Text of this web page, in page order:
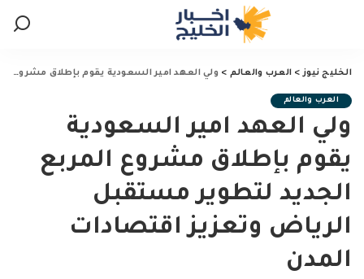
الخليج نيوز> العرب والعالم > ولي العهد امير السعودية يقوم بإطلاق مشروع المربع الجديد لتطوير مستقبل الرياض وتعزيز اقتصادات المدن
العرب والعالم
ولي العهد امير السعودية
يقوم بإطلاق مشروع المربع
الجديد لتطوير مستقبل
الرياض وتعزيز اقتصادات
المدن